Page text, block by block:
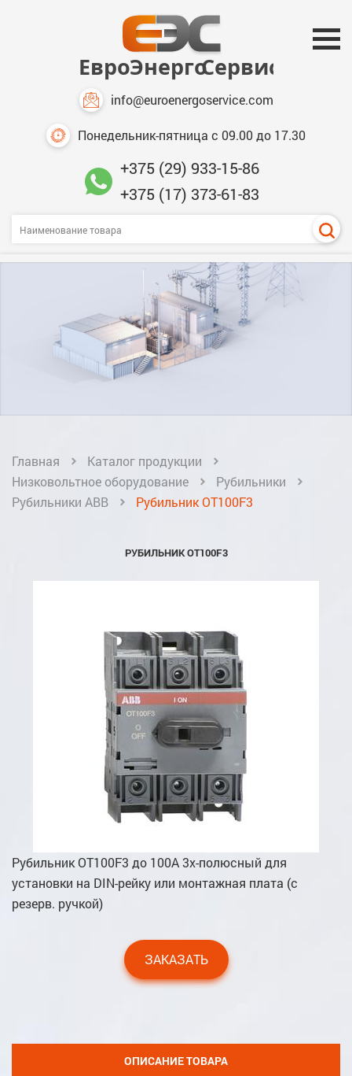
info@euroenergoservice.com
Понедельник-пятница с 09.00 до 17.30
+375 (29) 933-15-86
+375 (17) 373-61-83
Главная
Каталог продукции
Низковольтное оборудование
Рубильники
Рубильники ABB
Рубильник OT100F3
РУБИЛЬНИК OT100F3
Рубильник OT100F3 до 100А 3х-полюсный для
установки на DIN-рейку или монтажная плата (с
резерв. ручкой)
ЗАКАЗАТЬ
ОПИСАНИЕ ТОВАРА